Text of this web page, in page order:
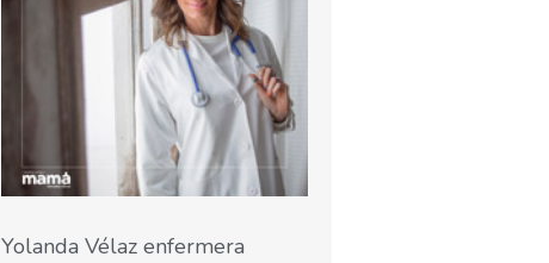
Yolanda Vélaz enfermera